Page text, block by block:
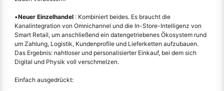
•Neuer Einzelhandel : Kombiniert beides. Es braucht die
Kanalintegration von Omnichannel und die In-Store-Intelligenz von
Smart Retail, um anschließend ein datengetriebenes Ökosystem rund
um Zahlung, Logistik, Kundenprofile und Lieferketten aufzubauen.
Das Ergebnis: nahtloser und personalisierter Einkauf, bei dem sich
Digital und Physik voll verschmelzen.
Einfach ausgedrückt: